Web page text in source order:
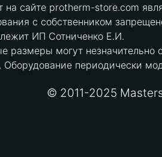
сайте protherm-store.com
с собственником
ИП Сотниченко Е.И.
размеры могут незначительно
периодически
© 2011-2025